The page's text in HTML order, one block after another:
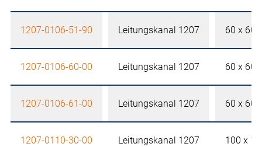
1207-0106-51-90 Leitungskanal 1207 60 x 60
1207-0106-60-00 Leitungskanal 1207 60 x 60
1207-0106-61-00 Leitungskanal 1207 60 x 60
1207-0110-30-00 Leitungskanal 1207 100 x